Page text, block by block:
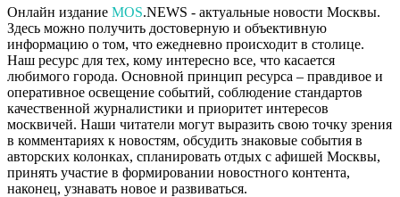
Онлайн издание MOS.NEWS - актуальные новости Москвы.
Здесь можно получить достоверную и объективную
информацию о том, что ежедневно происходит в столице.
Наш ресурс для тех, кому интересно все, что касается
любимого города. Основной принцип ресурса – правдивое и
оперативное освещение событий, соблюдение стандартов
качественной журналистики и приоритет интересов
москвичей. Наши читатели могут выразить свою точку зрения
в комментариях к новостям, обсудить знаковые события в
авторских колонках, спланировать отдых с афишей Москвы,
принять участие в формировании новостного контента,
наконец, узнавать новое и развиваться.